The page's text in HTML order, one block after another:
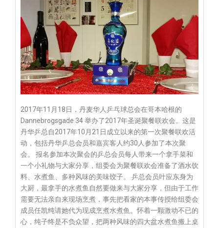
2017年11月18日，丹麦华人乒乓球总会在哥本哈根的
Dannebrogsgade 34 举办了2017年圣诞聚餐联欢会。这是
丹华乒总自2017年10月21日成立以来的第一次聚餐联欢活
动，包括丹华乒总会员和嘉宾客人约30人参加了本次聚
会。 报名参加本次聚会的乒总会员每人带来一个拿手菜和
一个小礼物与大家分享，组委会为聚餐联欢会准备了酒水饮
料、水煮鱼、多种风味的美味饺子。 乒总会员叶应东身为
大厨，最拿手的水煮鱼自然要做来与大家分享，但由于工作
需要无法亲自来现场烹煮，事先把看家的本事传授给组委会
成员任凯纯请她代为现成烹煮水煮鱼。怀着一颗激动不已的
心，纯子终是不负众望，把两种风味的四大盆水煮鱼搬上桌